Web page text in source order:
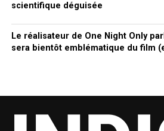
scientifique déguisée
Le réalisateur de One Night Only
sera bientôt emblématique du film